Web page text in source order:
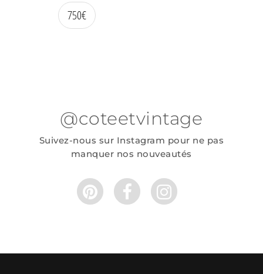
750€
@coteetvintage
Suivez-nous sur Instagram pour ne pas
manquer nos nouveautés